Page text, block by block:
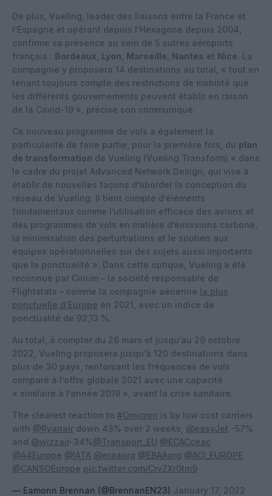
De plus, Vueling, leader des liaisons entre la France et
l’Espagne et opérant depuis l’Hexagone depuis 2004,
confirme sa présence au sein de 5 autres aéroports
français : Bordeaux Lyon Marseille Nantes et Nice. La
compagnie y proposera 14 destinations au total, « tout en
tenant toujours compte des restrictions de mobilité que
les différents gouvernements peuvent établir en raison
de la Covid-19 », précise son communiqué.
Ce nouveau programme de vols a également la
particularité de faire partie, pour la première fois, du plan
de transformation de Vueling (Vueling Transform) « dans
le cadre du projet Advanced Network Design, qui vise à
établir de nouvelles façons d’aborder la conception du
réseau de Vueling. Il tient compte d’éléments
fondamentaux comme l’utilisation efficace des avions et
des programmes de vols en matière d’émissions carbone,
la minimisation des perturbations et le soutien aux
équipes opérationnelles sur des sujets aussi importants
que la ponctualité ». Dans cette optique, Vueling a été
reconnue par Cirium – la société responsable de
Flightstats – comme la compagnie aérienne la plus
ponctuelle d’Europe en 2021, avec un indice de
ponctualité de 92,13 %.
Au total, à compter du 26 mars et jusqu’au 29 octobre
2022, Vueling proposera jusqu’à 120 destinations dans
plus de 30 pays, renforçant les fréquences de vols
comparé à l’offre globale 2021 avec une capacité
« similaire à l’année 2019 », avant la crise sanitaire.
The clearest reaction to #Omicron is by low cost carriers
with @Ryanair down 43% over 2 weeks, @easyJet -57%
and @wizzair-34%@Transport_EU @ECACceac
@A4Europe @IATA @eraaorg @EBAAorg @ACI_EUROPE
@CANSOEurope pic.twitter.com/CrvZXr0tm9
— Eamonn Brennan (@BrennanEN23) January 17, 2022